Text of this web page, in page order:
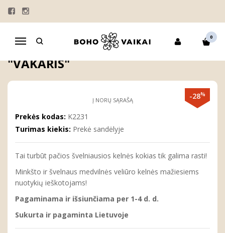
Navigacija
0
Pagrindinis
Veliūrinės kelnės vaikams "Vakaris"
VELIŪRINĖS KELNĖS VAIKAMS
"VAKARIS"
-28%
Į NORŲ SĄRAŠĄ
Prekės kodas: K2231
Turimas kiekis: Prekė sandėlyje
Tai turbūt pačios švelniausios kelnės kokias tik galima rasti!
Minkšto ir švelnaus medvilnės veliūro kelnės mažiesiems
nuotykių ieškotojams!
Pagaminama ir išsiunčiama per 1-4 d. d.
Sukurta ir pagaminta Lietuvoje